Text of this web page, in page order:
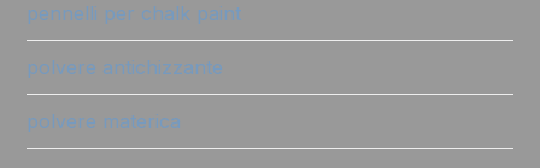
pennelli per chalk paint
polvere antichizzante
polvere materica